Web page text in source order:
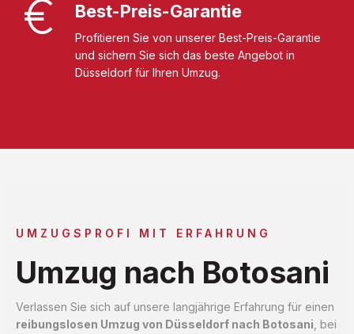
Best-Preis-Garantie
Profitieren Sie von unserer Best-Preis-Garantie
und sichern Sie sich das beste Angebot in
Düsseldorf für Ihren Umzug.
UMZUGSPROFI MIT ERFAHRUNG
Umzug nach Botosani
Verlassen Sie sich auf unsere langjährige Erfahrung für einen
reibungslosen Umzug von Düsseldorf nach Botosani , bei